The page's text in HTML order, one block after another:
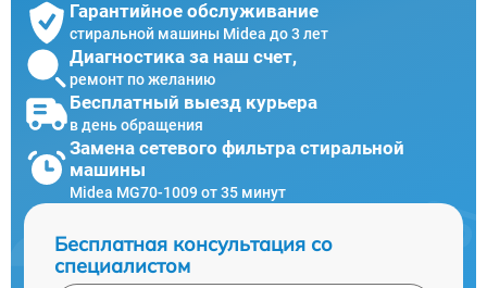
Гарантийное обслуживание
стиральной машины Midea до 3 лет
Диагностика за наш счет,
ремонт по желанию
Бесплатный выезд курьера
в день обращения
Замена сетевого фильтра стиральной
машины
Midea MG70-1009 от 35 минут
Бесплатная консультация со
специалистом